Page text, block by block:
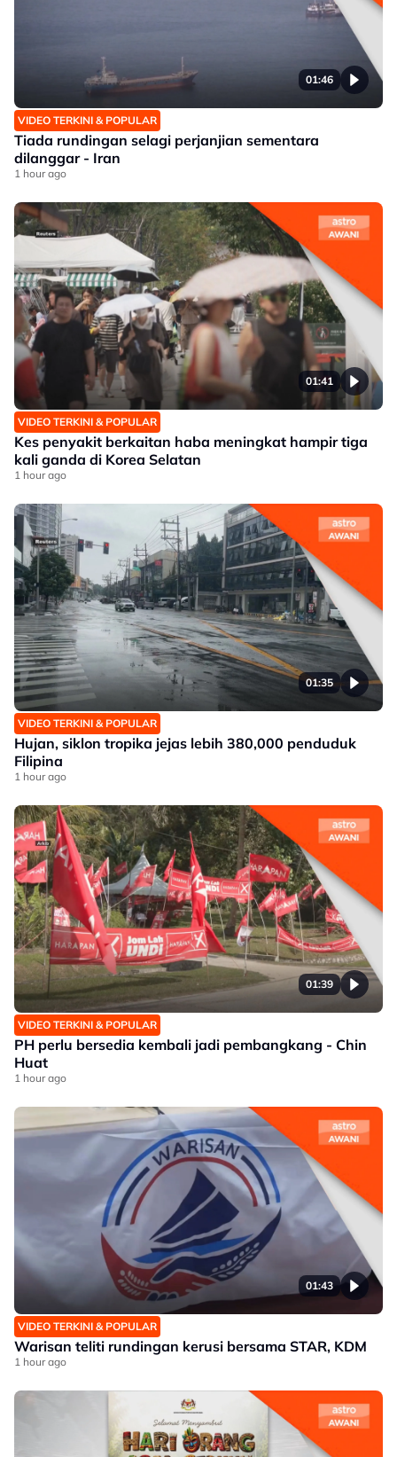
01:46
VIDEO TERKINI & POPULAR
Tiada rundingan selagi perjanjian sementara
dilanggar - Iran
1 hour ago
01:41
VIDEO TERKINI & POPULAR
Kes penyakit berkaitan haba meningkat hampir tiga
kali ganda di Korea Selatan
1 hour ago
01:35
VIDEO TERKINI & POPULAR
Hujan, siklon tropika jejas lebih 380,000 penduduk
Filipina
1 hour ago
01:39
VIDEO TERKINI & POPULAR
PH perlu bersedia kembali jadi pembangkang - Chin
Huat
1 hour ago
01:43
VIDEO TERKINI & POPULAR
Warisan teliti rundingan kerusi bersama STAR, KDM
1 hour ago